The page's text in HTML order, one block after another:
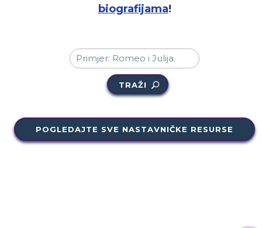
biografijama!
TRAŽI
POGLEDAJTE SVE NASTAVNIČKE RESURSE